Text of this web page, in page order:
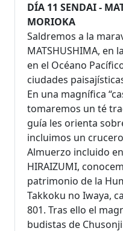
DÍA 11 SENDAI -
MORIOKA
Saldremos a la
MATSHUSHIMA, en
en el Océano
ciudades
En una magnífica
tomaremos un té
guía les orienta
incluimos un
Almuerzo incluido
HIRAIZUMI,
patrimonio de la
Takkoku no Iwaya,
801. Tras ello el
budistas de